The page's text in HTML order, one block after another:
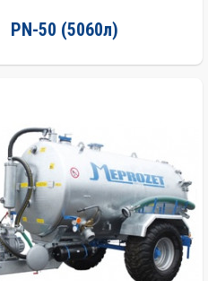
PN-50 (5060л)